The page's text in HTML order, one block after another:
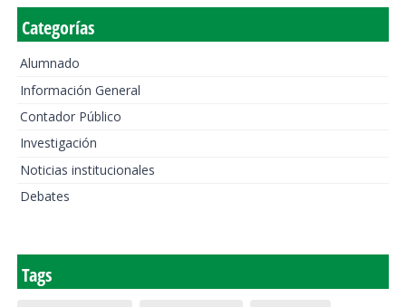
Categorías
Alumnado
Información General
Contador Público
Investigación
Noticias institucionales
Debates
Tags